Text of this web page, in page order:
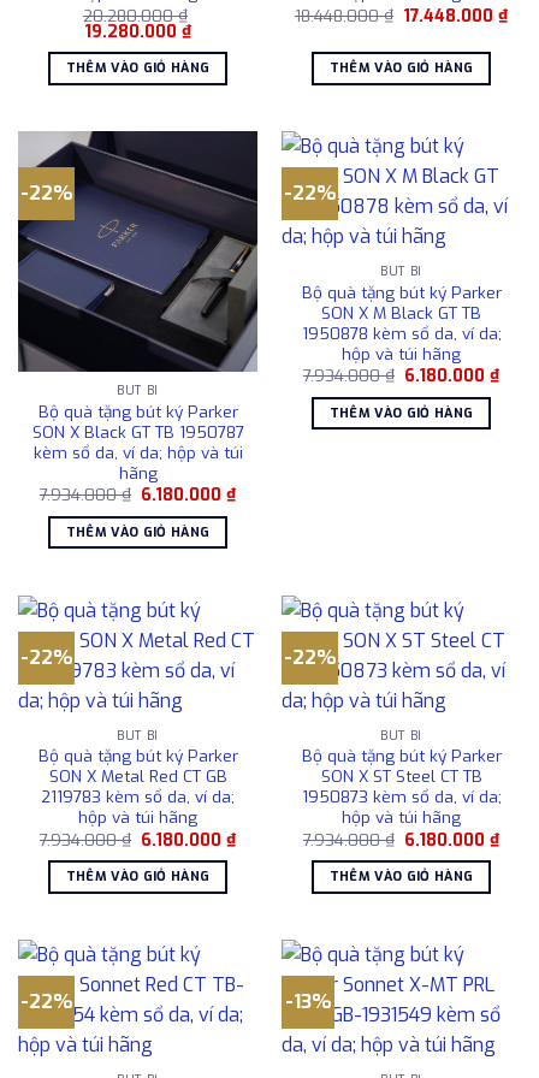
20.280.000₫
Giá
là:
20.280.000 ₫.
19.280.000 ₫Giá
hiện
tại
là:
19.280.000 ₫.
THÊM VÀO GIỎ HÀNG
18.448.000₫ Giá
18.448.000 ₫.
17.448.000₫Giá
hiện
THÊM VÀO GIỎ HÀNG
-22%
BÚT BI
Bộ quà tặng bút ký Parker
SON X Black GT TB 1950787
kèm sổ da, ví da; hộp và túi
hãng
7.934.000₫ Giá
là:
7.934.000 ₫.
6.180.000₫Giá
hiện
THÊM VÀO GIỎ HÀNG
-22%
BÚT BI
Bộ quà tặng bút ký Parker
SON X M Black GT TB
1950878 kèm sổ da, ví da;
hộp và túi hãng
7.934.000₫ Giá
là:
7.934.000 ₫.
6.180.000₫Giá
hiện
THÊM VÀO GIỎ HÀNG
-22%
BÚT BI
Bộ quà tặng bút ký Parker
SON X Metal Red CT GB
2119783 kèm sổ da, ví da;
hộp và túi hãng
7.934.000₫ Giá
là:
7.934.000 ₫.
6.180.000₫Giá
hiện
6.180.000 ₫.
THÊM VÀO GIỎ HÀNG
-22%
BÚT BI
Bộ quà tặng bút ký Parker
SON X ST Steel CT TB
1950873 kèm sổ da, ví da;
hộp và túi hãng
7.934.000₫ Giá
là:
7.934.000 ₫.
6.180.000₫Giá
hiện
THÊM VÀO GIỎ HÀNG
-22% -13%